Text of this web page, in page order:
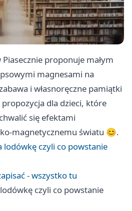
proponuje małym
magnesami na
i własnoręczne pamiątki
dla dzieci, które
się efektami
magnetycznemu światu 😊.
lodówkę czyli co powstanie
- wszystko tu
czyli co powstanie